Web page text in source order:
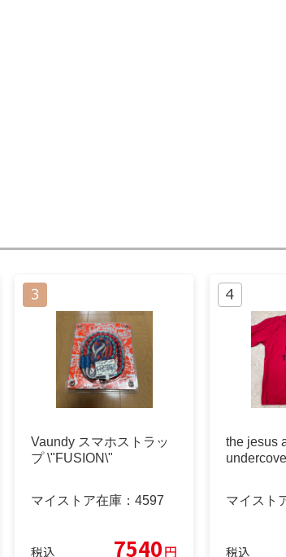
Vaundy スマホストラッ
プ \"FUSION\"
マイストア在庫： 4597
税込 7540円
the jesus
マイスト
税込